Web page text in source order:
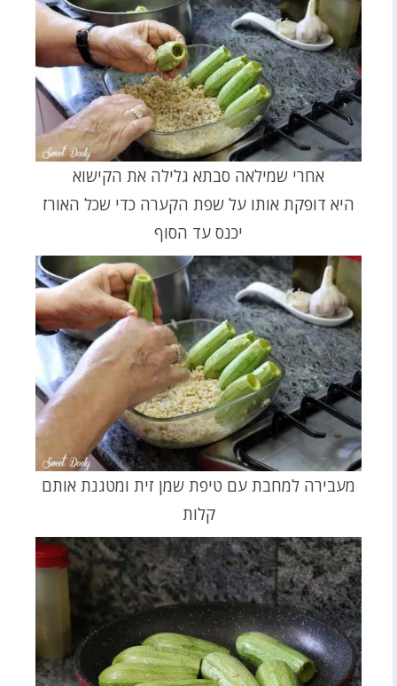
אחרי שמילאה סבתא גלילה את הקישוא
היא דופקת אותו על שפת הקערה כדי שכל האורז
יכנס עד הסוף
מעבירה למחבת עם טיפת שמן זית ומטגנת אותם
קלות